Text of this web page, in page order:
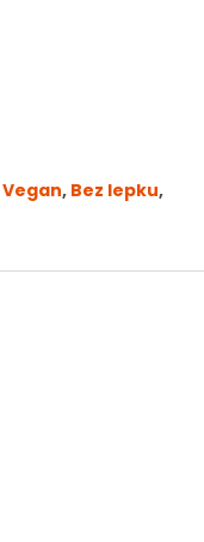
Vegan, Bez lepku,